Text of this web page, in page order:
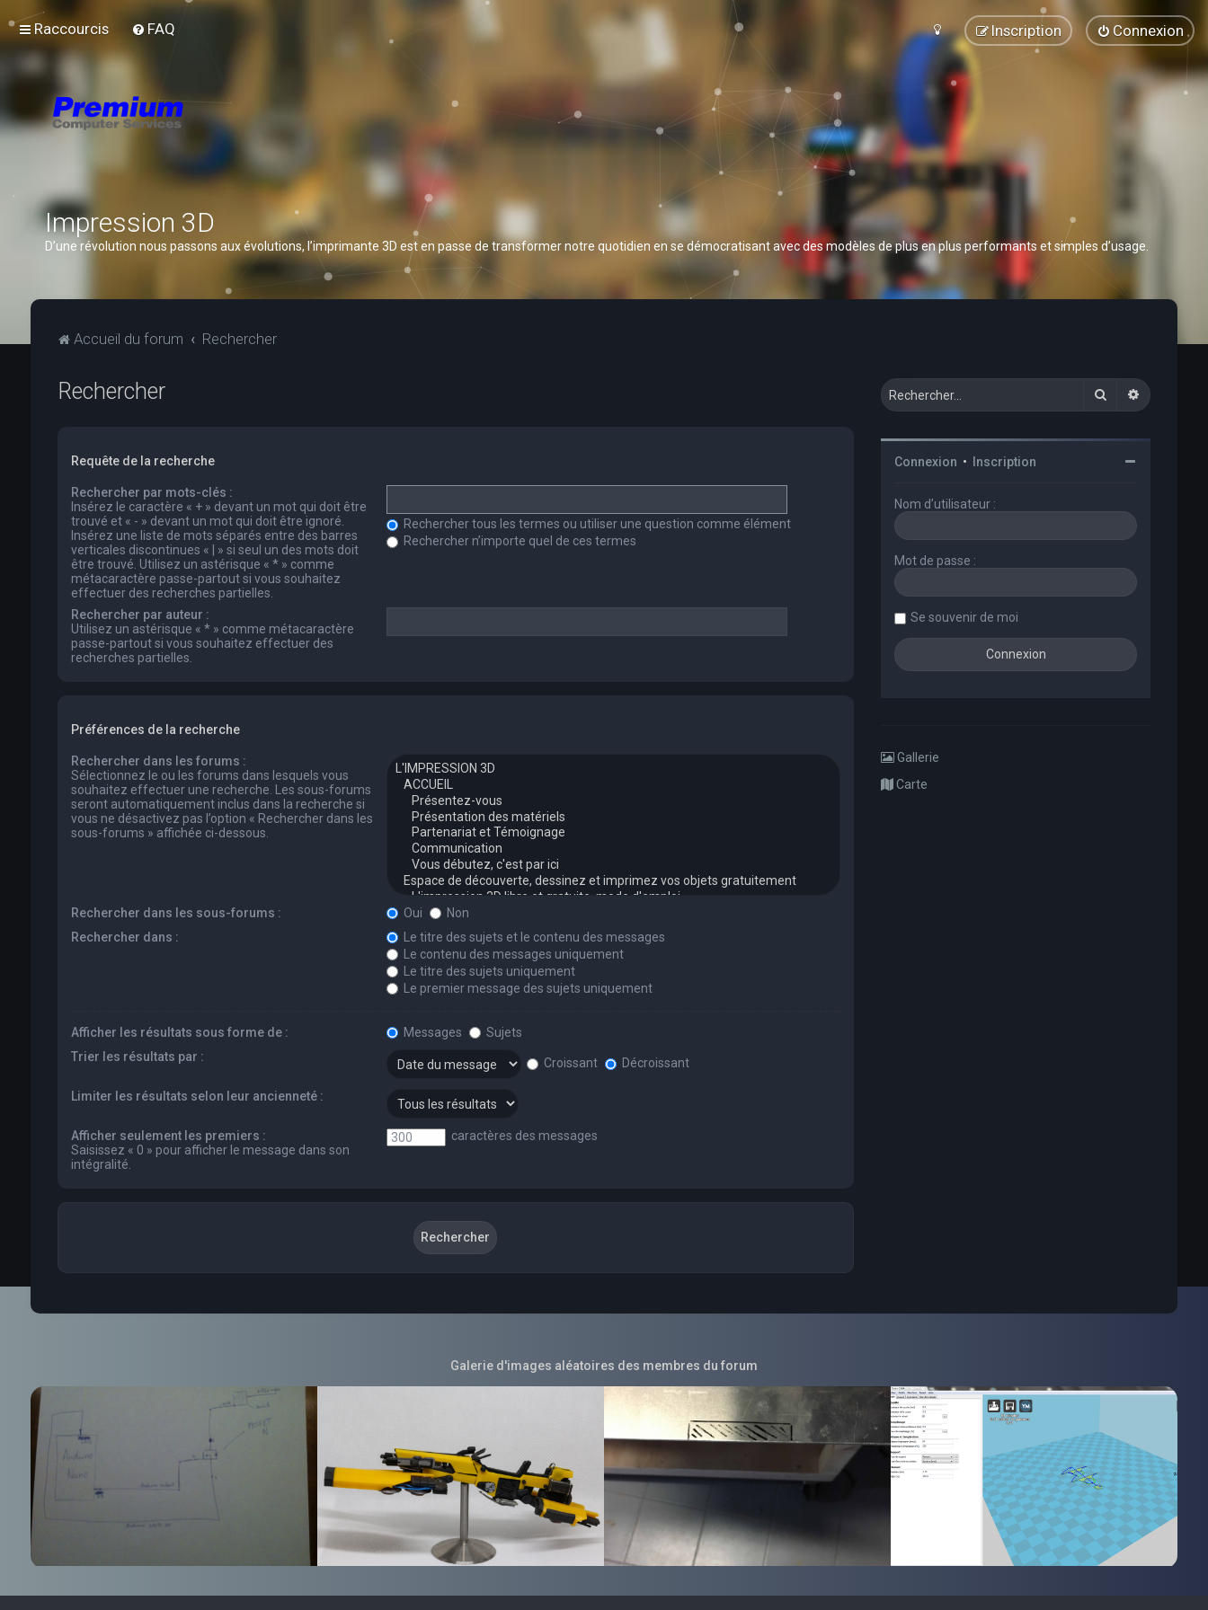
Raccourcis FAQ Connexion
Inscription
Impression 3D
D’une révolution nous passons aux évolutions, l’imprimante 3D est en passe de transformer notre quotidien en se démocratisant avec des modèles de plus en plus performants et simples d’usage.
Accueil du forum Rechercher
Rechercher
Requête de la recherche
Rechercher par mots-clés :
Insérez le caractère « + » devant un mot qui doit être
trouvé et « - » devant un mot qui doit être ignoré.
Insérez une liste de mots séparés entre des barres
verticales discontinues « | » si seul un des mots doit
être trouvé. Utilisez un astérisque « * » comme
métacaractère passe-partout si vous souhaitez
effectuer des recherches partielles.
Rechercher tous les termes ou utiliser une question comme élément
Rechercher n’importe quel de ces termes
Rechercher par auteur :
Utilisez un astérisque « * » comme métacaractère
passe-partout si vous souhaitez effectuer des
recherches partielles.
Préférences de la recherche
Rechercher dans les forums :
Sélectionnez le ou les forums dans lesquels vous
souhaitez effectuer une recherche. Les sous-forums
seront automatiquement inclus dans la recherche si
vous ne désactivez pas l’option « Rechercher dans les
sous-forums » affichée ci-dessous.
Rechercher dans les sous-forums : Oui
Non
Rechercher dans :
Le titre des sujets et le contenu des messages
Le contenu des messages uniquement
Le titre des sujets uniquement
Le premier message des sujets uniquement
Afficher les résultats sous forme de : Messages
Sujets
Trier les résultats par :
Croissant Décroissant
Limiter les résultats selon leur ancienneté :
Afficher seulement les premiers :
Saisissez « 0 » pour afficher le message dans son
intégralité.
caractères des messages
Rechercher
Connexion • Inscription
Nom d’utilisateur :
Mot de passe :
Se souvenir de moi
Gallerie
Carte
Galerie d'images aléatoires des membres du forum